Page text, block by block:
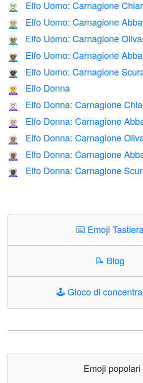
🧝🏻‍♂️ Elfo Uomo: Carnagione
🧝🏼‍♂️ Elfo Uomo: Carnagione
🧝🏽‍♂️ Elfo Uomo: Carnagione
🧝🏾‍♂️ Elfo Uomo: Carnagione
🧝🏿‍♂️ Elfo Uomo: Carnagione
🧝‍♀️ Elfo Donna
🧝🏻‍♀️ Elfo Donna: Carnagione
🧝🏼‍♀️ Elfo Donna: Carnagione
🧝🏽‍♀️ Elfo Donna: Carnagione
🧝🏾‍♀️ Elfo Donna: Carnagione
🧝🏿‍♀️ Elfo Donna: Carnagione
⌨️ Emoji
📝 Blog
🕹️Gioco di
Emoji popolari